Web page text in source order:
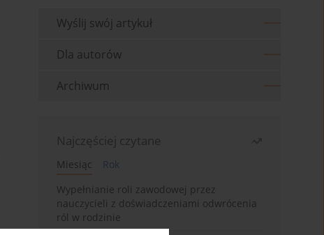
Wyślij swój artykuł
Dla autorów
Archiwum
Najczęściej czytane
Miesiąc
Rok
Wypełnianie roli zawodowej przez
nauczycieli z doświadczeniami odwrócenia
ról w rodzinie